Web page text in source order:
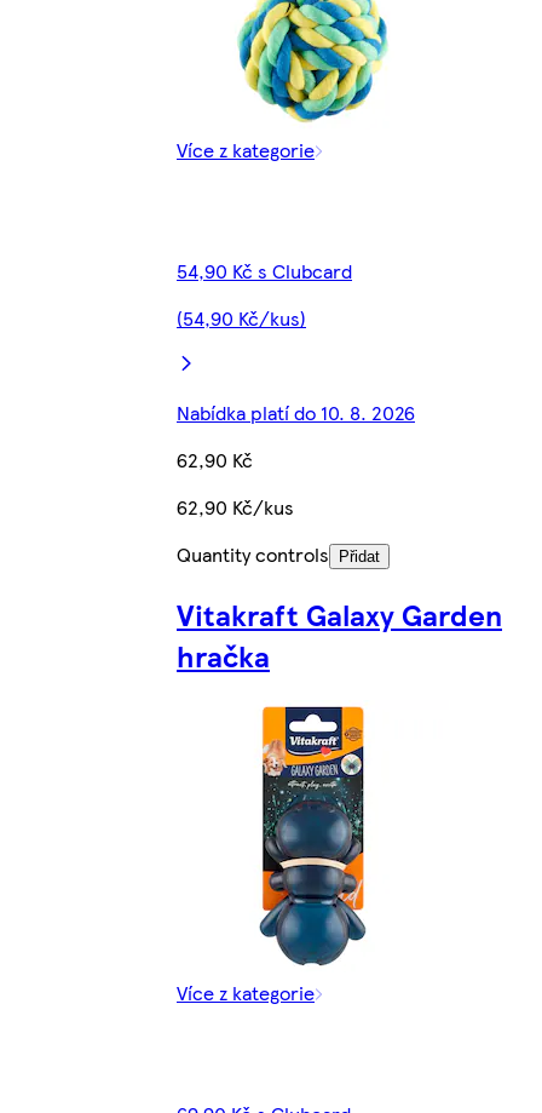
Více z kategorie
54,90 Kč s Clubcard
(54,90 Kč/kus)
Nabídka platí do 10. 8. 2026
62,90 Kč
62,90 Kč/kus
Quantity controls
Přidat
Vitakraft Galaxy Garden
hračka
Více z kategorie